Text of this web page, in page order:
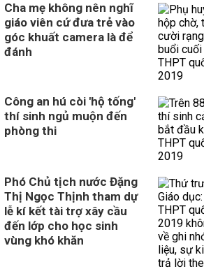
Cha mẹ không nên nghĩ
giáo viên cứ đưa trẻ vào
góc khuất camera là để
đánh
Công an hú còi 'hộ tống'
thí sinh ngủ muộn đến
phòng thi
Phó Chủ tịch nước Đặng
Thị Ngọc Thịnh tham dự
lễ kí kết tài trợ xây cầu
đến lớp cho học sinh
vùng khó khăn